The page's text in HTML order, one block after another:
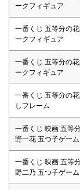
ークフィギュア
一番くじ 五等分の
ークフィギュア
一番くじ 五等分の
ークフィギュア
一番くじ 五等分の
しフレーム
一番くじ 映画 五等
野一花 五つ子ゲー
一番くじ 映画 五等
野二乃 五つ子ゲー